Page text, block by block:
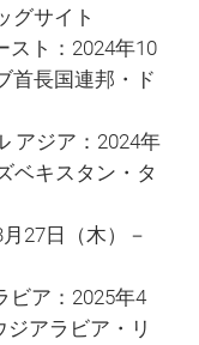
グサイト
スト：2024年10
首長国連邦・ド
アジア：2024年
ベキスタン・タ
27日（木）－
ビア：2025年4
アラビア・リ